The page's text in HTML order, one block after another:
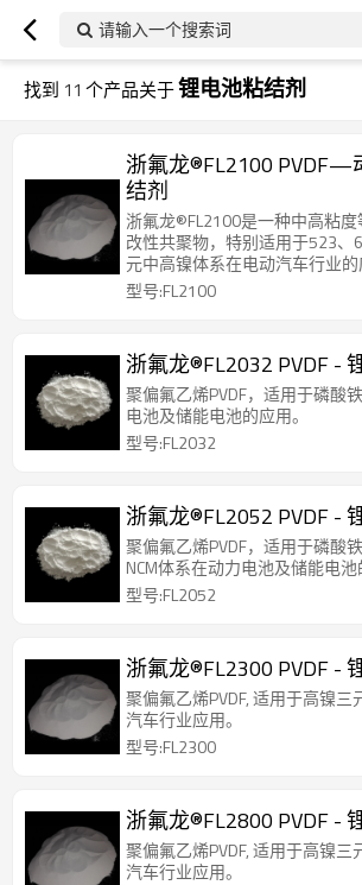
请输入一个搜索词
找到 11 个产品关于锂电池粘结剂
浙氟龙®FL2100 PVDF—
结剂
浙氟龙®FL2100是一种中高粘
改性共聚物，特别适用于523、
元中高镍体系在电动汽车行业的
型号:FL2100
浙氟龙®FL2032 PVDF -
聚偏氟乙烯PVDF，适用于磷酸
电池及储能电池的应用。
型号:FL2032
浙氟龙®FL2052 PVDF -
聚偏氟乙烯PVDF，适用于磷酸
NCM体系在动力电池及储能电池
型号:FL2052
浙氟龙®FL2300 PVDF -
聚偏氟乙烯PVDF, 适用于高镍
汽车行业应用。
型号:FL2300
浙氟龙®FL2800 PVDF -
聚偏氟乙烯PVDF, 适用于高镍
汽车行业应用。